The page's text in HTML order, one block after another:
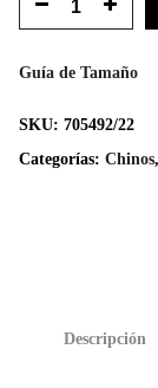
Guía de Tamaño
SKU: 705492/22
Categorías: Chinos,
Descripción